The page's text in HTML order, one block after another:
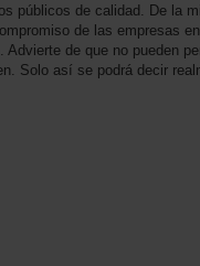
públicos de calidad. De la
de las empresas
de que no pueden
Solo así se podrá decir